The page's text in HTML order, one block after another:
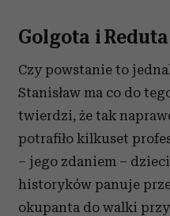
Golgota i
Czy powstanie to
Stanisław ma co do
twierdzi, że tak
potrafiło kilkuset
– jego zdaniem –
historyków panuje
okupanta do walki